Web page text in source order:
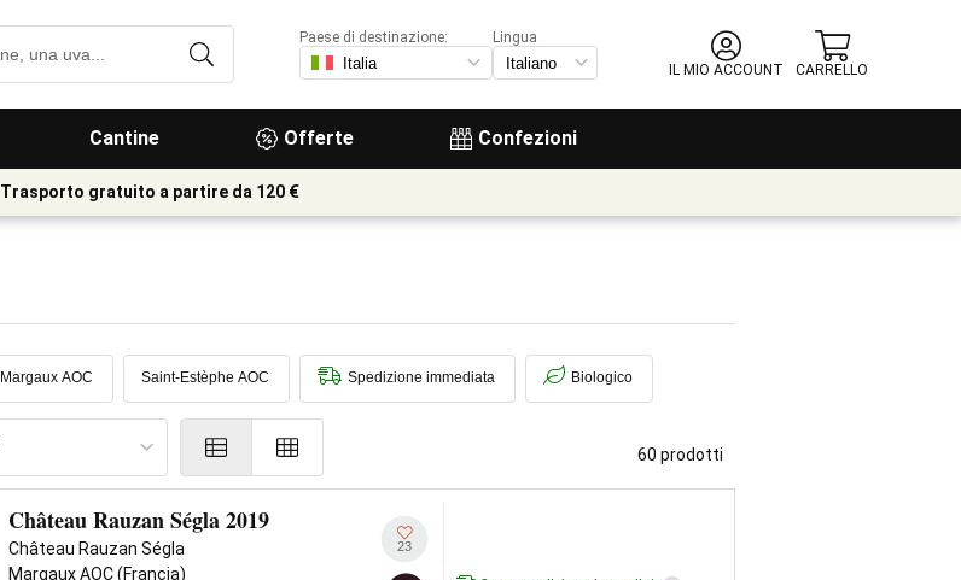
Cantine Offerte Confezioni
Paese di destinazione:
Lingua
IL MIO ACCOUNT
CARRELLO
Trasporto gratuito a partire da 120 €
Margaux AOC Saint-Estèphe AOC Spedizione immediata Biologico
60 prodotti
Château Rauzan Ségla 2019
Château Rauzan Ségla
Margaux AOC (Francia)
23